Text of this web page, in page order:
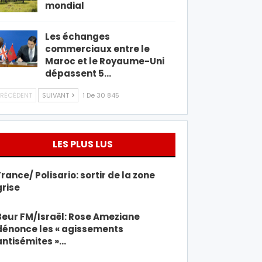
mondial
Les échanges
commerciaux entre le
Maroc et le Royaume-Uni
dépassent 5…
SUIVANT 1 De 30 845
LES PLUS LUS
Polisario: sortir de la zone
FM/Israël: Rose Ameziane
les « agissements
»…